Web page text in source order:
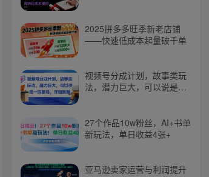
2025拼多多旺季新老店铺
——快速低成本起量破千单
视频号分成计划，故事类玩
法，潜力巨大，可以说是一
27个作品10w粉丝，AI+书单
新玩法，单日收益4张+
亚马逊卖家运营与利润提升